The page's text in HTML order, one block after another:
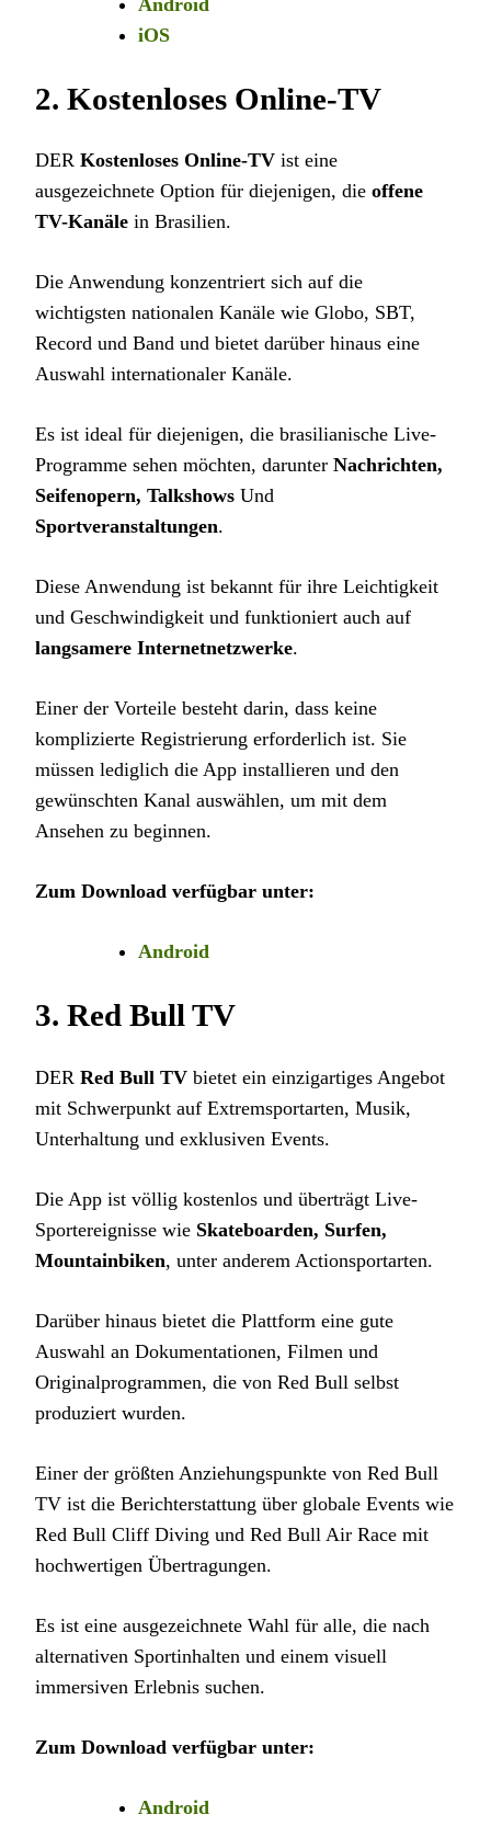
Android
iOS
2. Kostenloses Online-TV
DER Kostenloses Online-TV ist eine
ausgezeichnete Option für diejenigen, die offene
TV-Kanäle in Brasilien.
Die Anwendung konzentriert sich auf die
wichtigsten nationalen Kanäle wie Globo, SBT,
Record und Band und bietet darüber hinaus eine
Auswahl internationaler Kanäle.
Es ist ideal für diejenigen, die brasilianische Live-
Programme sehen möchten, darunter Nachrichten,
Seifenopern, Talkshows Und
Sportveranstaltungen.
Diese Anwendung ist bekannt für ihre Leichtigkeit
und Geschwindigkeit und funktioniert auch auf
langsamere Internetnetzwerke.
Einer der Vorteile besteht darin, dass keine
komplizierte Registrierung erforderlich ist. Sie
müssen lediglich die App installieren und den
gewünschten Kanal auswählen, um mit dem
Ansehen zu beginnen.
Zum Download verfügbar unter:
Android
3. Red Bull TV
DER Red Bull TV bietet ein einzigartiges Angebot
mit Schwerpunkt auf Extremsportarten, Musik,
Unterhaltung und exklusiven Events.
Die App ist völlig kostenlos und überträgt Live-
Sportereignisse wie Skateboarden, Surfen,
Mountainbiken, unter anderem Actionsportarten.
Darüber hinaus bietet die Plattform eine gute
Auswahl an Dokumentationen, Filmen und
Originalprogrammen, die von Red Bull selbst
produziert wurden.
Einer der größten Anziehungspunkte von Red Bull
TV ist die Berichterstattung über globale Events wie
Red Bull Cliff Diving und Red Bull Air Race mit
hochwertigen Übertragungen.
Es ist eine ausgezeichnete Wahl für alle, die nach
alternativen Sportinhalten und einem visuell
immersiven Erlebnis suchen.
Zum Download verfügbar unter:
Android